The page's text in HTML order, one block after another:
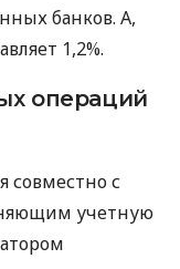
банков. А,
1,2%.
операций
совместно с
учетную